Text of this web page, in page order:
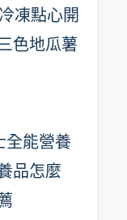
凍點心開
色地瓜薯
全能營養
品怎麼